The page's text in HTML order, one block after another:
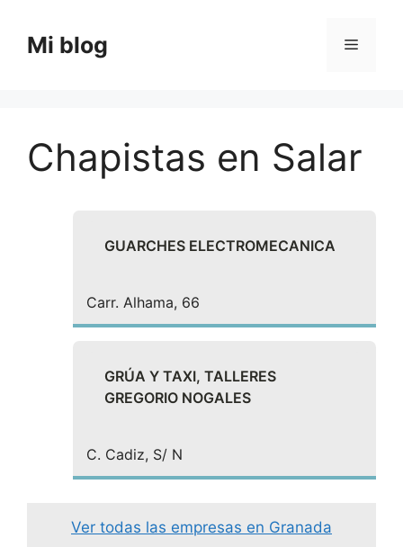
contenido
Mi blog Menú
Chapistas en Salar
GUARCHES ELECTROMECANICA
Carr. Alhama, 66
GRÚA Y TAXI, TALLERES
GREGORIO NOGALES
C. Cadiz, S/ N
Ver todas las empresas en Granada